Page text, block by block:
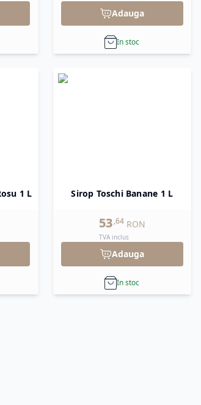
Adauga
In stoc
1 L Sirop Toschi Banane 1 L
53,64 RON
TVA inclus
Adauga
In stoc